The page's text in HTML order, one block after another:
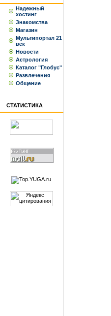
Надежный
хостинг
Знакомства
Магазин
Мультипортал 21
век
Новости
Астрология
Каталог "Глобус"
Развлечения
Общение
СТАТИСТИКА